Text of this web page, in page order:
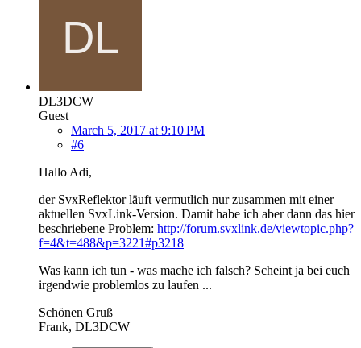
DL3DCW
Guest
March 5, 2017 at 9:10 PM
#6
Hallo Adi,
der SvxReflektor läuft vermutlich nur zusammen mit einer
aktuellen SvxLink-Version. Damit habe ich aber dann das hier
beschriebene Problem: http://forum.svxlink.de/viewtopic.php?
f=4&t=488&p=3221#p3218
Was kann ich tun - was mache ich falsch? Scheint ja bei euch
irgendwie problemlos zu laufen ...
Schönen Gruß
Frank, DL3DCW